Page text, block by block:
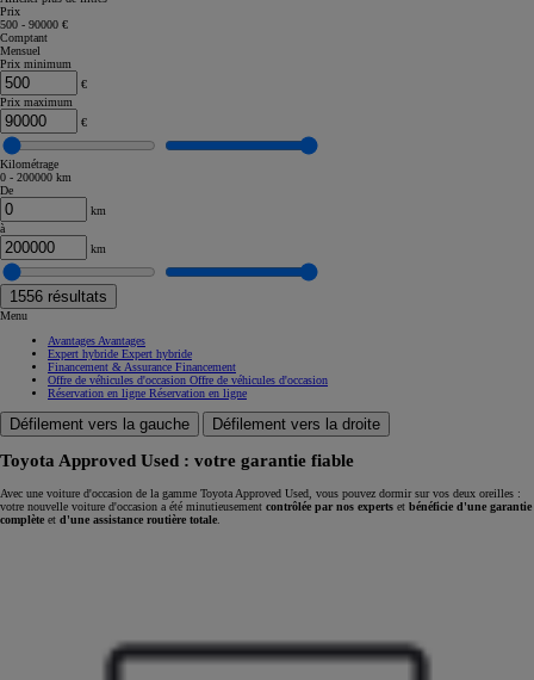
Prix
500 - 90000 €
Comptant
Mensuel
Prix minimum
€
Prix maximum
€
Kilométrage
0 - 200000 km
De
km
à
km
1556 résultats
Menu
Avantages Avantages
Expert hybride Expert hybride
Financement & Assurance Financement
Offre de véhicules d'occasion Offre de véhicules d'occasion
Réservation en ligne Réservation en ligne
Défilement vers la gauche Défilement vers la droite
Toyota Approved Used : votre garantie fiable
Avec une voiture d'occasion de la gamme Toyota Approved Used, vous pouvez dormir sur vos deux oreilles :
votre nouvelle voiture d'occasion a été minutieusement contrôlée par nos experts et bénéficie d'une garantie
complète et d'une assistance routière totale